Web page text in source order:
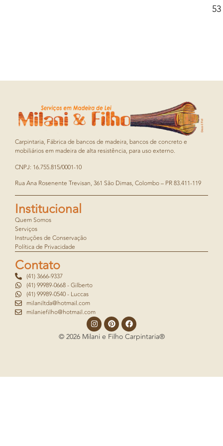
53
Carpintaria, Fábrica de bancos de madeira, bancos de concreto e
mobiliários em madeira de alta resistência, para uso externo.
CNPJ: 16.755.815/0001-10
Rua Ana Rosenente Trevisan, 361 São Dimas, Colombo – PR 83.411-119
Institucional
Quem Somos
Serviços
Instruções de Conservação
Política de Privacidade
Contato
(41) 3666-9337
(41) 99989-0668 - Gilberto
(41) 99989-0540 - Luccas
milaniltda@hotmail.com
milaniefilho@hotmail.com
© 2026 Milani e Filho Carpintaria®